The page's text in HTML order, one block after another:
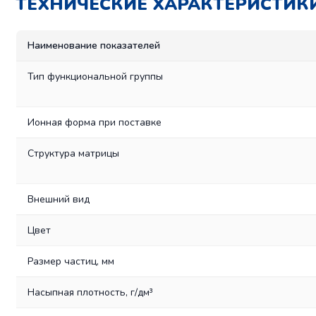
Наименование показателей
Тип функциональной группы
Ионная форма при поставке
Структура матрицы
Внешний вид
Цвет
Размер частиц, мм
Насыпная плотность, г/дм³